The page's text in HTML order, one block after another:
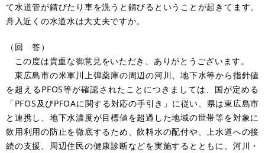
て水道管が錆びたり車を洗うと錆びるということが起きてます。
舟入近くの水道水は大丈夫ですか。
（回 答）
この度は貴重な御意見をいただき、ありがとうございます。
東広島市の米軍川上弾薬庫の周辺の河川、地下水等から指針値
を超えるPFOS等が確認されたことにつきましては、国が定める
「PFOS及びPFOAに関する対応の手引き」に従い、県は東広島市
と連携し、地下水濃度が目標値を超過した地域の世帯等を対象に
飲用利用の防止を徹底するため、飲料水の配付や、上水道への接
続の支援、周辺住民の健康診断などを実施するとともに、河川・